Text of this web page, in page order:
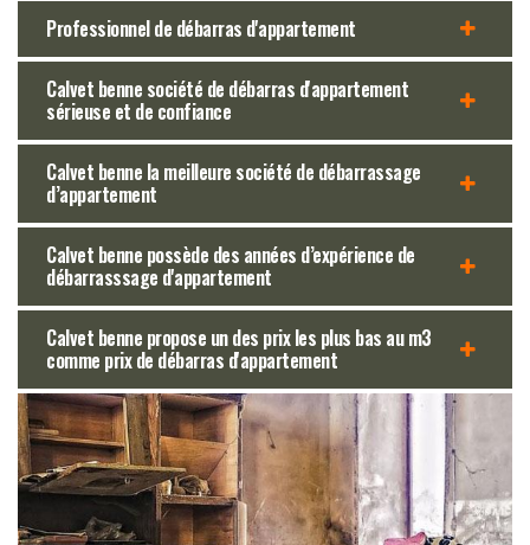
Professionnel de débarras d'appartement
Calvet benne société de débarras d'appartement
sérieuse et de confiance
Calvet benne la meilleure société de débarrassage
d’appartement
Calvet benne possède des années d’expérience de
débarrasssage d'appartement
Calvet benne propose un des prix les plus bas au m3
comme prix de débarras d'appartement